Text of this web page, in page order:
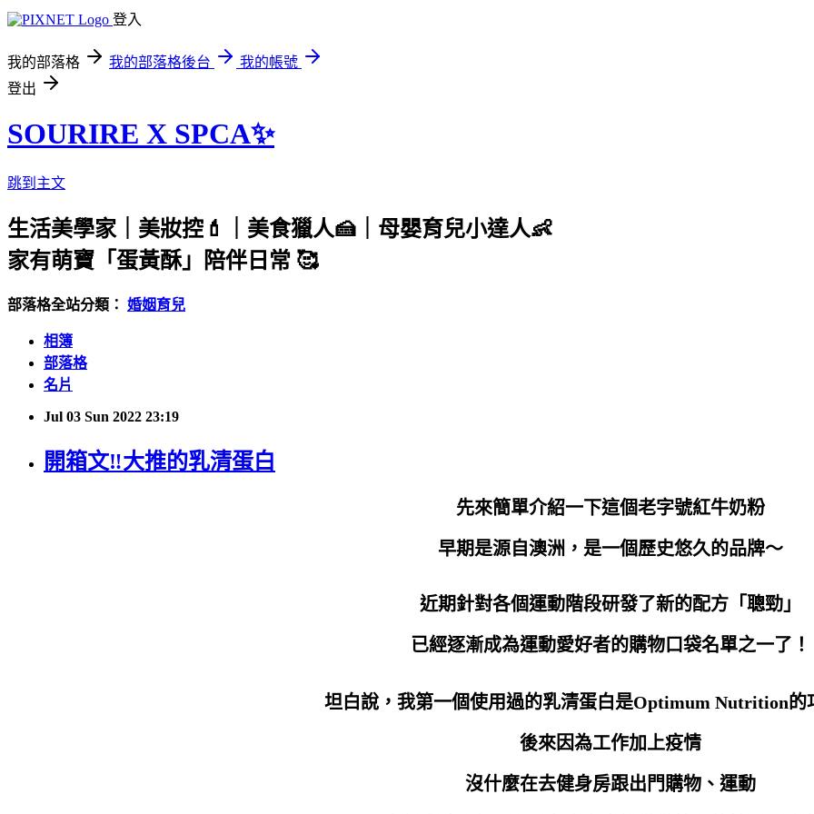
登入
我的部落格 我的部落格後台
我的帳號
登出
SOURIRE X SPCA✨
跳到主文
生活美學家｜美妝控💄｜美食獵人🍰｜母嬰育兒小達人👶
家有萌寶「蛋黃酥」陪伴日常 🥰
部落格全站分類： 婚姻育兒
相簿
部落格
名片
Jul 03 Sun 2022 23:19
開箱文‼️大推的乳清蛋白
先來簡單介紹一下這個老字號紅牛奶粉
早期是源自澳洲，是一個歷史悠久的品牌～
近期針對各個運動階段研發了新的配方「聰勁」
已經逐漸成為運動愛好者的購物口袋名單之一了！
坦白說，我第一個使用過的乳清蛋白是Optimum Nutrition的
後來因為工作加上疫情
沒什麼在去健身房跟出門購物、運動